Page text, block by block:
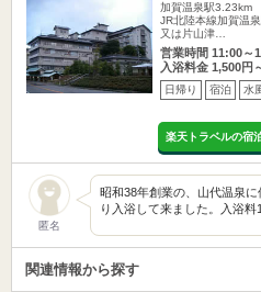
加賀温泉駅3.23km
JR北陸本線加賀温
又は片山津…
営業時間 11:00～
入浴料金 1,500円
日帰り 宿泊 水
楽天トラベルの宿
匿名
昭和38年創業の、山代温泉
り入浴して来ました。入浴
関連情報から探す